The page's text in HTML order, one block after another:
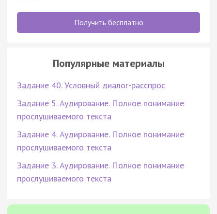
Получить бесплатно
Популярные материалы
Задание 40. Условный диалог-расспрос
Задание 5. Аудирование. Полное понимание
прослушиваемого текста
Задание 4. Аудирование. Полное понимание
прослушиваемого текста
Задание 3. Аудирование. Полное понимание
прослушиваемого текста